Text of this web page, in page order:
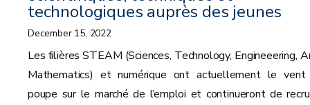
technologiques auprès des jeunes
December 15, 2022
Les filières STEAM (Sciences, Technology, Engineeering,
Mathematics) et numérique ont actuellement le vent
poupe sur le marché de l’emploi et continueront de